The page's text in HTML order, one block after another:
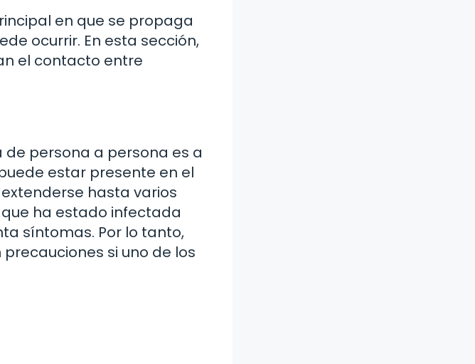
en que se propaga
ocurrir. En esta sección,
el contacto entre
persona a persona es a
estar presente en el
hasta varios
ha estado infectada
síntomas. Por lo tanto,
si uno de los